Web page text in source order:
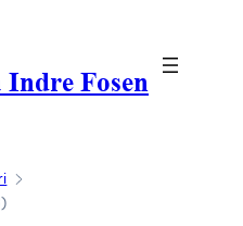
Fosen